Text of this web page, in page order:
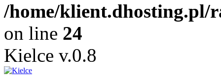
/home/klient.dhosting.pl/
on line 24
Kielce v.0.8